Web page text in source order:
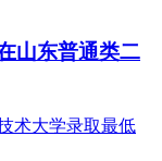
山东普通类二